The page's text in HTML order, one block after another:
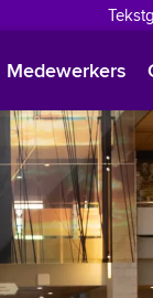
Medewerkers